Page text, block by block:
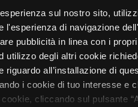
sul nostro sito,
l'esperienza di navigazione
pubblicità in linea con i
utilizzo degli altri cookie
all’installazione di
i cookie di tuo interesse e
cliccando sul pulsante